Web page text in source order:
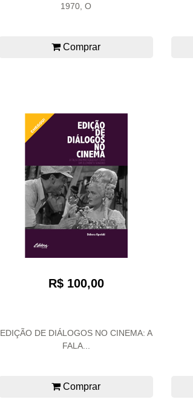
1970, O
Comprar
R$ 100,00
EDIÇÃO DE DIÁLOGOS NO CINEMA: A
FALA...
Comprar